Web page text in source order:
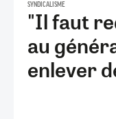
SYNDICALISME
"Il faut
au
enlever